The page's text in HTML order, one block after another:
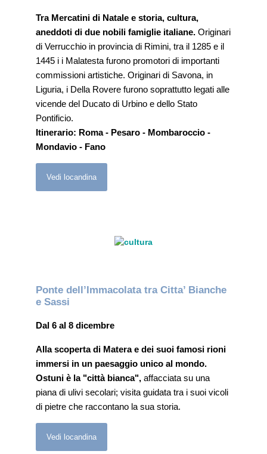
Tra Mercatini di Natale e storia, cultura,
aneddoti di due nobili famiglie italiane. Originari
di Verrucchio in provincia di Rimini, tra il 1285 e il
1445 i i Malatesta furono promotori di importanti
commissioni artistiche. Originari di Savona, in
Liguria, i Della Rovere furono soprattutto legati alle
vicende del Ducato di Urbino e dello Stato
Pontificio.
Itinerario: Roma - Pesaro - Mombaroccio -
Mondavio - Fano
Vedi locandina
Ponte dell’Immacolata tra Citta’ Bianche
e Sassi
Dal 6 al 8 dicembre
Alla scoperta di Matera e dei suoi famosi rioni
immersi in un paesaggio unico al mondo.
Ostuni è la "città bianca", affacciata su una
piana di ulivi secolari; visita guidata tra i suoi vicoli
di pietre che raccontano la sua storia.
Vedi locandina